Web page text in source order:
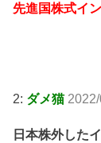
先進国株式イ
2: ダメ猫
日本株外した